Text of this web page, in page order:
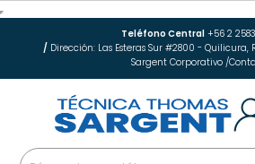
Teléfono Central +56 2
/Dirección: Las Esteras Sur #2800 -
Sargent Corporativo /